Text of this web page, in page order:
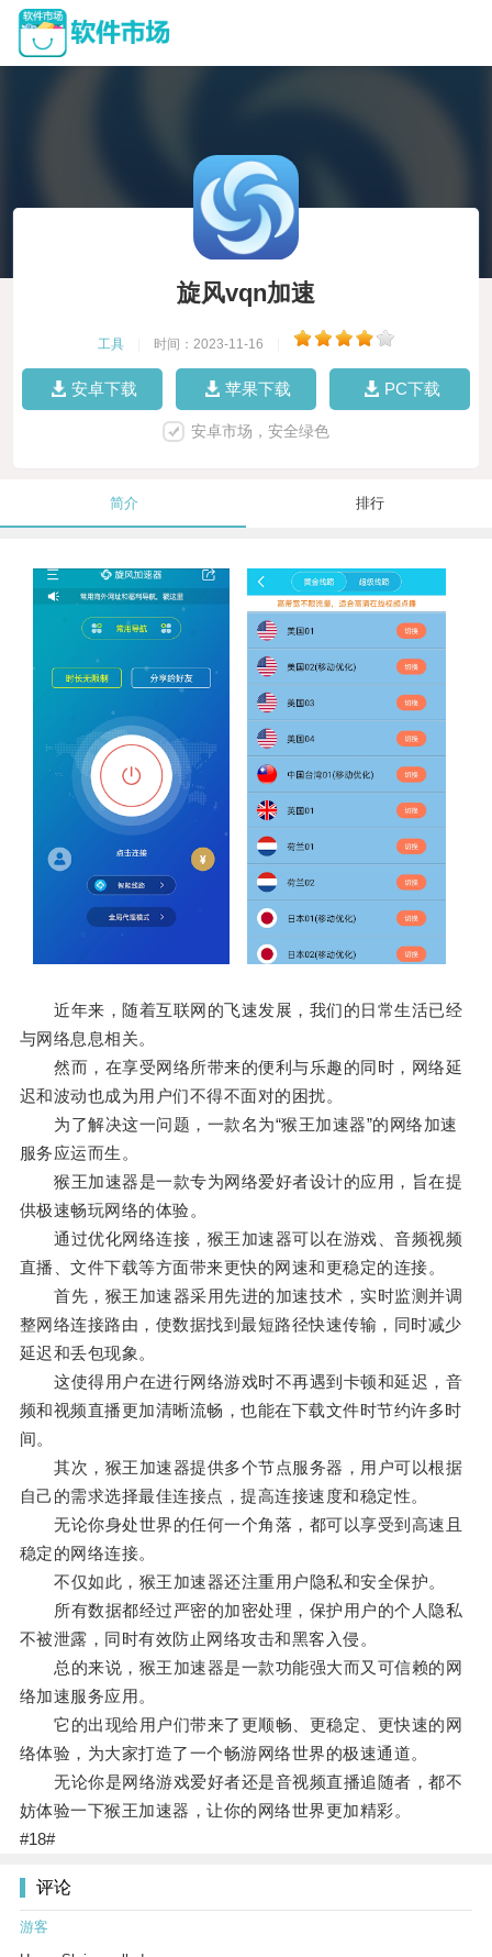
旋风vqn加速
工具 时间：2023-11-16
安卓下载 苹果下载 PC下载
安卓市场，安全绿色
简介 排行
近年来，随着互联网的飞速发展，我们的日常生活已经
与网络息息相关。
然而，在享受网络所带来的便利与乐趣的同时，网络延
迟和波动也成为用户们不得不面对的困扰。
为了解决这一问题，一款名为“猴王加速器”的网络加速
服务应运而生。
猴王加速器是一款专为网络爱好者设计的应用，旨在提
供极速畅玩网络的体验。
通过优化网络连接，猴王加速器可以在游戏、音频视频
直播、文件下载等方面带来更快的网速和更稳定的连接。
首先，猴王加速器采用先进的加速技术，实时监测并调
整网络连接路由，使数据找到最短路径快速传输，同时减少
延迟和丢包现象。
这使得用户在进行网络游戏时不再遇到卡顿和延迟，音
频和视频直播更加清晰流畅，也能在下载文件时节约许多时
间。
其次，猴王加速器提供多个节点服务器，用户可以根据
自己的需求选择最佳连接点，提高连接速度和稳定性。
无论你身处世界的任何一个角落，都可以享受到高速且
稳定的网络连接。
不仅如此，猴王加速器还注重用户隐私和安全保护。
所有数据都经过严密的加密处理，保护用户的个人隐私
不被泄露，同时有效防止网络攻击和黑客入侵。
总的来说，猴王加速器是一款功能强大而又可信赖的网
络加速服务应用。
它的出现给用户们带来了更顺畅、更稳定、更快速的网
络体验，为大家打造了一个畅游网络世界的极速通道。
无论你是网络游戏爱好者还是音视频直播追随者，都不
妨体验一下猴王加速器，让你的网络世界更加精彩。
#18#
评论
游客